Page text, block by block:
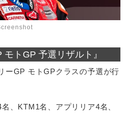
モトGP 予選リザルト』
ーGP モトGPクラスの予選が行
、KTM1名、アプリリア4名、